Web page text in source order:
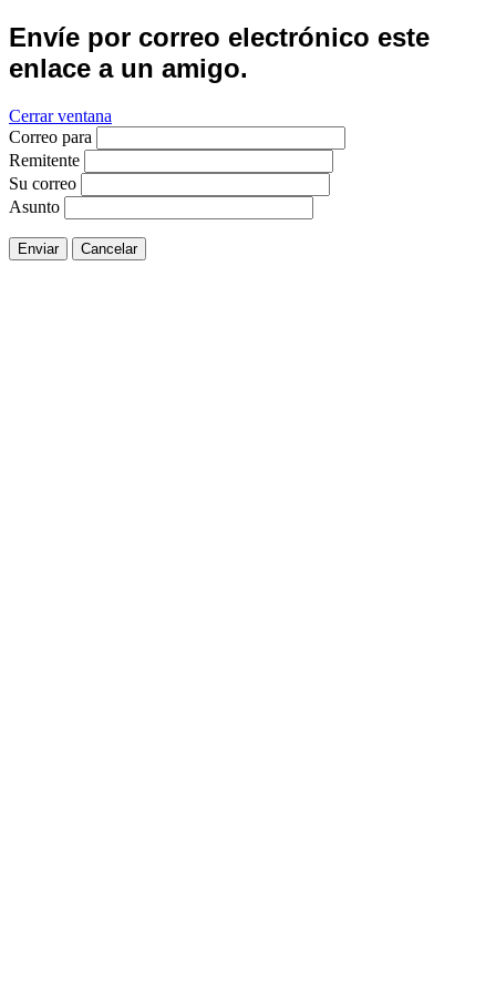
Envíe por correo electrónico este
enlace a un amigo.
Cerrar ventana
Correo para
Remitente
Su correo
Asunto
Enviar Cancelar